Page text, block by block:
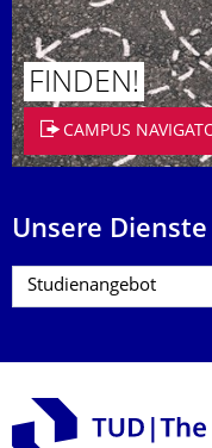
FINDEN!
CAMPUS
Unsere Dienste